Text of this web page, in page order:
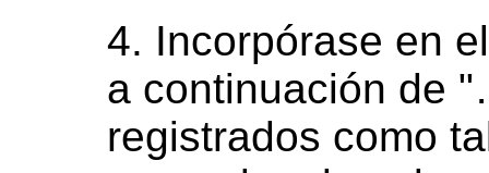
4. Incorpórase en
a continuación de
registrados como